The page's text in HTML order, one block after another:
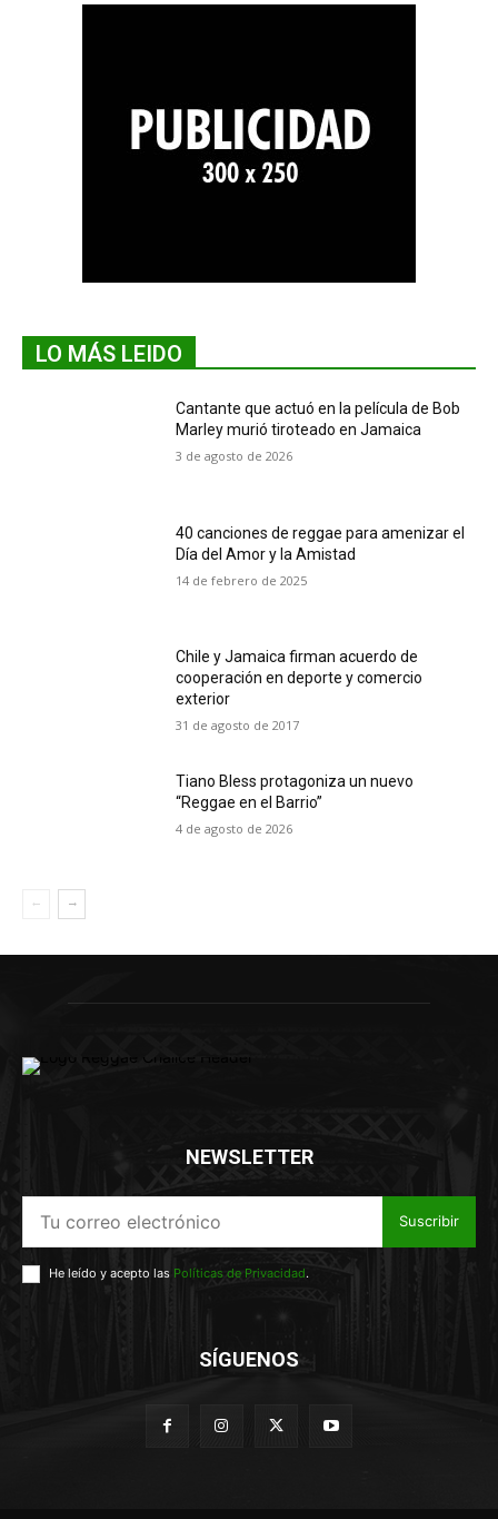
LO MÁS LEIDO
Cantante que actuó en la película de Bob
Marley murió tiroteado en Jamaica
3 de agosto de 2026
40 canciones de reggae para amenizar el
Día del Amor y la Amistad
14 de febrero de 2025
Chile y Jamaica firman acuerdo de
cooperación en deporte y comercio
exterior
31 de agosto de 2017
Tiano Bless protagoniza un nuevo
“Reggae en el Barrio”
4 de agosto de 2026
NEWSLETTER
Suscribir
He leído y acepto las Políticas de Privacidad.
SÍGUENOS